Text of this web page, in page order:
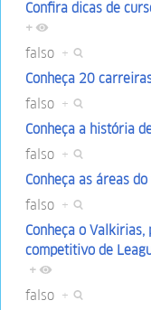
Confira dicas de
+
falso +
Conheça 20
falso +
Conheça a história
falso +
Conheça as áreas
falso +
Conheça o
competitivo de
+
falso +